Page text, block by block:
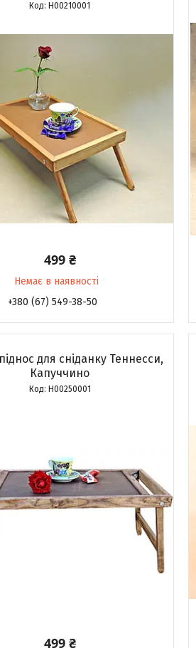
H00210001
499 ₴
Немає в наявності
+380 (67) 549-38-50
для сніданку Теннесси,
Капуччино
H00250001
499 ₴